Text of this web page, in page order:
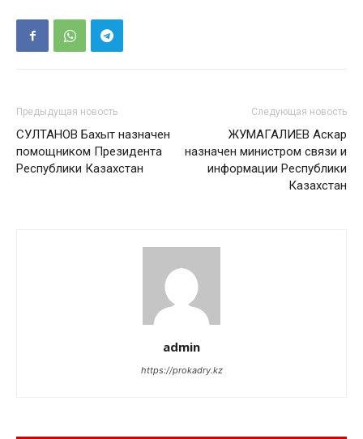
Предыдущая новость
СУЛТАНОВ Бахыт назначен
помощником Президента
Республики Казахстан
Следующая новость
ЖУМАГАЛИЕВ Аскар
назначен министром связи и
информации Республики
Казахстан
admin
https://prokadry.kz